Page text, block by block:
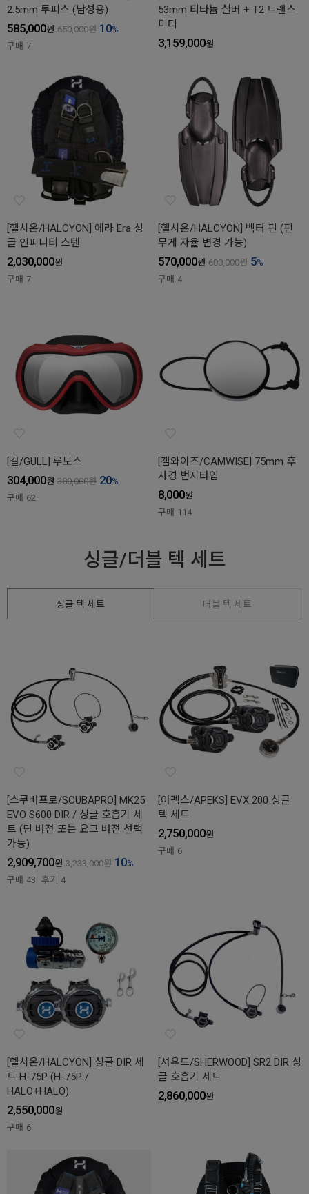
2.5mm 투피스 (남성용)
585,000원 650,000원 10%
구매 7
53mm 티타늄 실버 + T2 트랜스
미터
3,159,000원
[헬시온/HALCYON] 에라 Era 싱
글 인피니티 스텐
2,030,000원
구매 7
[헬시온/HALCYON] 벡터 핀 (핀
무게 자율 변경 가능)
570,000원 600,000원 5%
구매 4
[걸/GULL] 루보스
304,000원 380,000원 20%
구매 62
[캠와이즈/CAMWISE] 75mm 후
사경 번지타입
8,000원
구매 114
싱글/더블 텍 세트
싱글 텍 세트 더블 텍 세트
[스쿠버프로/SCUBAPRO] MK25
EVO S600 DIR / 싱글 호흡기 세
트 (딘 버전 또는 요크 버전 선택
가능)
2,909,700원 3,233,000원 10%
구매 43 후기 4
[아펙스/APEKS] EVX 200 싱글
텍 세트
2,750,000원
구매 6
[헬시온/HALCYON] 싱글 DIR 세
트 H-75P (H-75P /
HALO+HALO)
2,550,000원
구매 6
[셔우드/SHERWOOD] SR2 DIR 싱
글 호흡기 세트
2,860,000원